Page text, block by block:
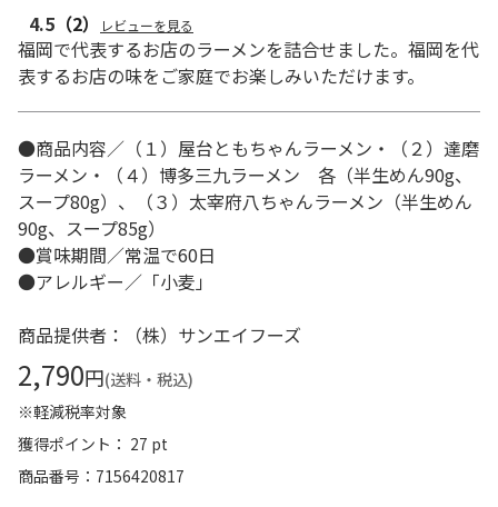
4.5 （2） レビューを見る
福岡で代表するお店のラーメンを詰合せました。福岡を代
表するお店の味をご家庭でお楽しみいただけます。
●商品内容／（１）屋台ともちゃんラーメン・（２）達磨
ラーメン・（４）博多三九ラーメン 各（半生めん90g、
スープ80g）、（３）太宰府八ちゃんラーメン（半生めん
90g、スープ85g）
●賞味期間／常温で60日
●アレルギー／「小麦」
商品提供者：（株）サンエイフーズ
2,790円(送料・税込)
※軽減税率対象
獲得ポイント： 27 pt
商品番号
7156420817